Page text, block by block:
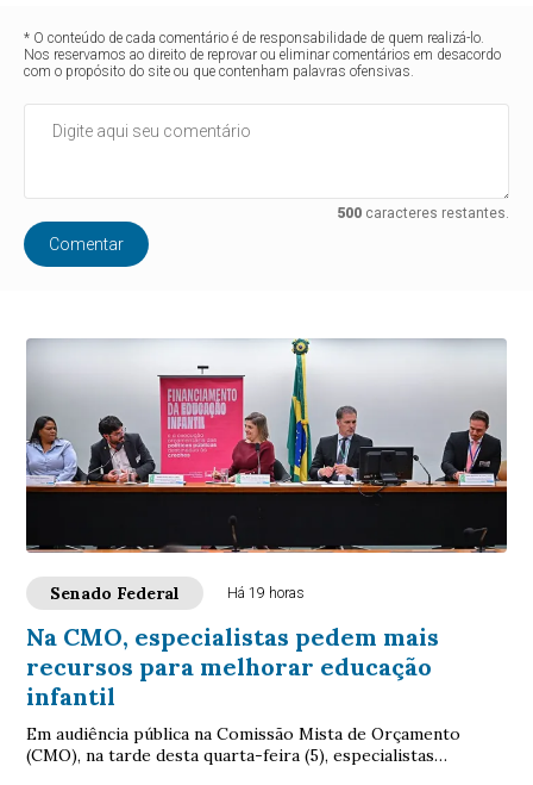
* O conteúdo de cada comentário é de responsabilidade de quem realizá-lo.
Nos reservamos ao direito de reprovar ou eliminar comentários em desacordo
com o propósito do site ou que contenham palavras ofensivas.
500caracteres restantes.
Comentar
Senado Federal Há 19 horas
Na CMO, especialistas pedem mais
recursos para melhorar educação
infantil
Em audiência pública na Comissão Mista de Orçamento
(CMO), na tarde desta quarta-feira (5), especialistas